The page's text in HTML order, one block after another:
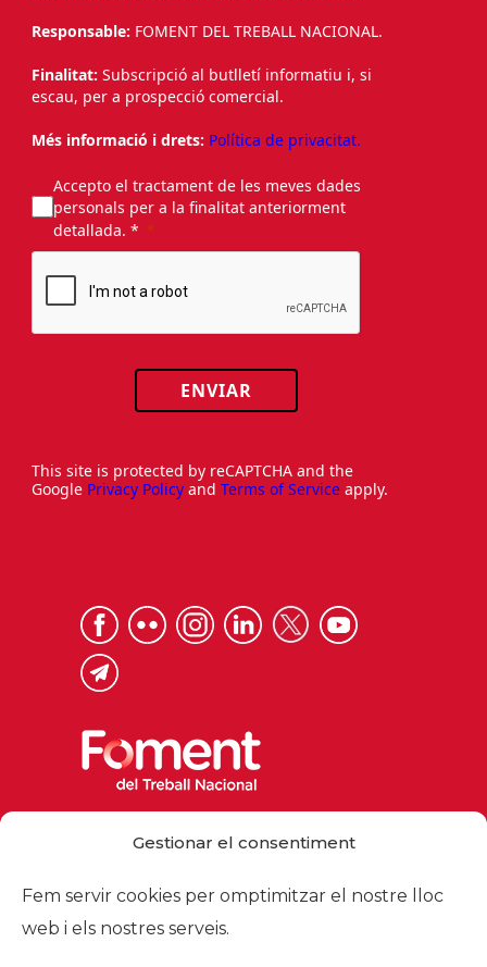
Gestionar el consentiment
Fem servir cookies per omptimitzar el nostre lloc
web i els nostres serveis.
Responsable: FOMENT DEL TREBALL NACIONAL.
Finalitat: Subscripció al butlletí informatiu i, si
escau, per a prospecció comercial.
Més informació i drets: Política de privacitat.
Accepto el tractament de les meves dades
personals per a la finalitat anteriorment
detallada. *
ENVIAR
This site is protected by reCAPTCHA and the
Google Privacy Policy and Terms of Service apply.
foment@foment.com